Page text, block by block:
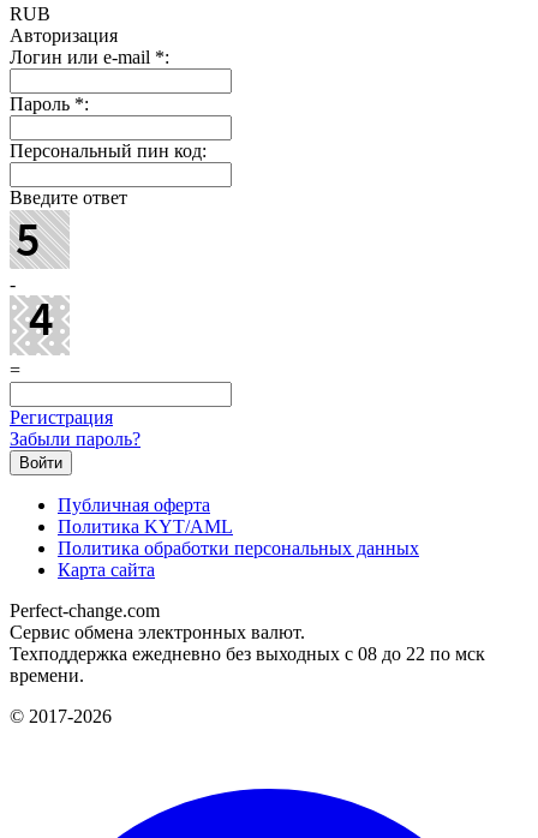
RUB
Авторизация
Логин или e-mail *:
Пароль *:
Персональный пин код:
Введите ответ
-
=
Регистрация
Забыли пароль?
Публичная оферта
Политика KYT/AML
Политика обработки персональных данных
Карта сайта
Perfect-change.com
Сервис обмена электронных валют.
Техподдержка ежедневно без выходных с 08 до 22 по мск
времени.
© 2017-2026